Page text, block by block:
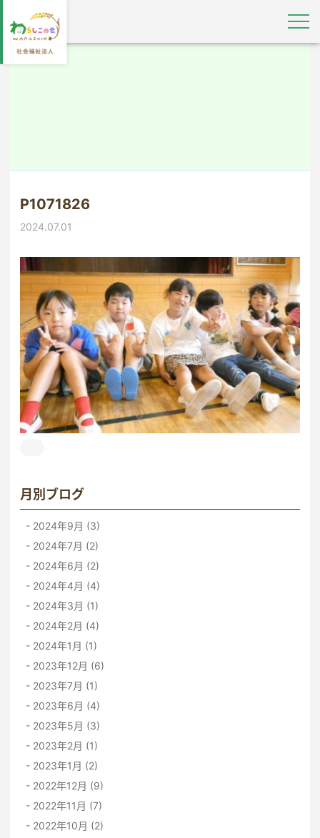
P1071826
2024.07.01
月別ブログ
2024年9月 (3)
2024年7月 (2)
2024年6月 (2)
2024年4月 (4)
2024年3月 (1)
2024年2月 (4)
2024年1月 (1)
2023年12月 (6)
2023年7月 (1)
2023年6月 (4)
2023年5月 (3)
2023年2月 (1)
2023年1月 (2)
2022年12月 (9)
2022年11月 (7)
2022年10月 (2)